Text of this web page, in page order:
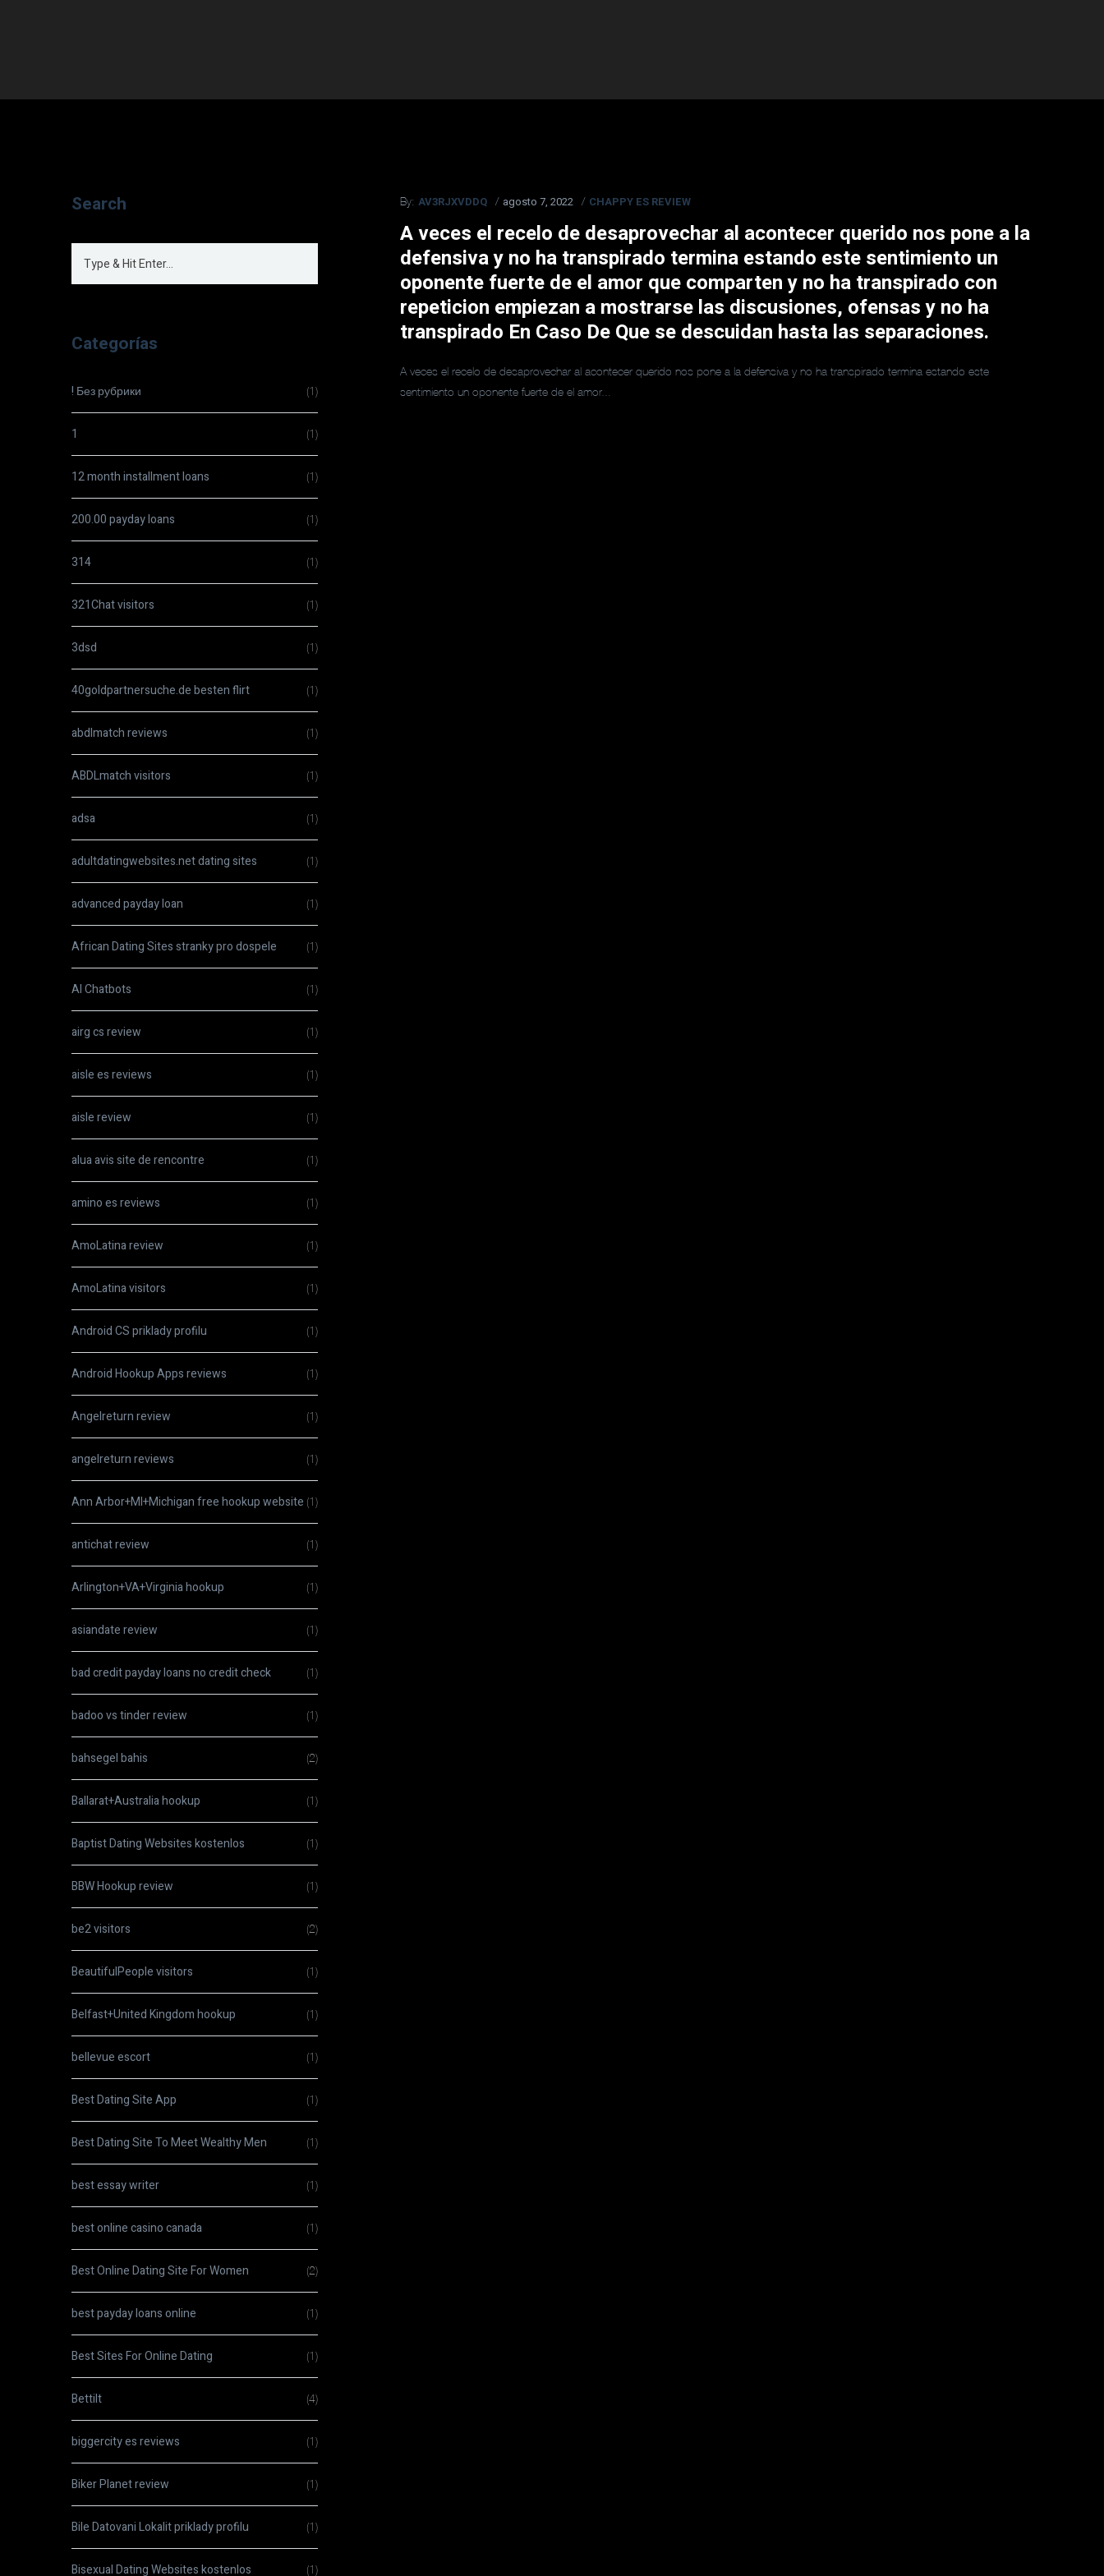
By: AV3RJXVDDQ agosto 7, 2022 CHAPPY ES REVIEW
A veces el recelo de desaprovechar al acontecer querido nos pone a la
defensiva y no ha transpirado termina estando este sentimiento un
oponente fuerte de el amor que comparten y no ha transpirado con
repeticion empiezan a mostrarse las discusiones, ofensas y no ha
transpirado En Caso De Que se descuidan hasta las separaciones.
A veces el recelo de desaprovechar al acontecer querido nos pone a la defensiva y no ha transpirado termina estando este
sentimiento un oponente fuerte de el amor...
Search
Categorías
! Без рубрики (1)
1 (1)
12 month installment loans (1)
200.00 payday loans (1)
314 (1)
321Chat visitors (1)
3dsd (1)
40goldpartnersuche.de besten flirt (1)
abdlmatch reviews (1)
ABDLmatch visitors (1)
adsa (1)
adultdatingwebsites.net dating sites (1)
advanced payday loan (1)
African Dating Sites stranky pro dospele (1)
AI Chatbots (1)
airg cs review (1)
aisle es reviews (1)
aisle review (1)
alua avis site de rencontre (1)
amino es reviews (1)
AmoLatina review (1)
AmoLatina visitors (1)
Android CS priklady profilu (1)
Android Hookup Apps reviews (1)
Angelreturn review (1)
angelreturn reviews (1)
Ann Arbor+MI+Michigan free hookup website (1)
antichat review (1)
Arlington+VA+Virginia hookup (1)
asiandate review (1)
bad credit payday loans no credit check (1)
badoo vs tinder review (1)
bahsegel bahis (2)
Ballarat+Australia hookup (1)
Baptist Dating Websites kostenlos (1)
BBW Hookup review (1)
be2 visitors (2)
BeautifulPeople visitors (1)
Belfast+United Kingdom hookup (1)
bellevue escort (1)
Best Dating Site App (1)
Best Dating Site To Meet Wealthy Men (1)
best essay writer (1)
best online casino canada (1)
Best Online Dating Site For Women (2)
best payday loans online (1)
Best Sites For Online Dating (1)
Bettilt (4)
biggercity es reviews (1)
Biker Planet review (1)
Bile Datovani Lokalit priklady profilu (1)
Bisexual Dating Websites kostenlos (1)